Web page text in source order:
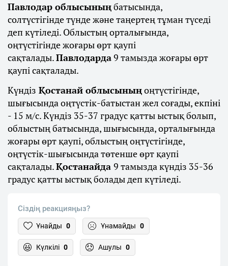
Павлодар облысыныңбатысында,
солтүстігінде түнде және таңертең тұман түседі
деп күтіледі. Облыстың орталығында,
оңтүстігінде жоғары өрт қаупі
сақталады.Павлодарда9 тамызда жоғары өрт
қаупі сақталады.
Күндіз Қостанай облысыныңоңтүстігінде,
шығысында оңтүстік-батыстан жел соғады, екпіні
- 15 м/с. Күндіз 35-37 градус қатты ыстық болып,
облыстың батысында, шығысында, орталығында
жоғары өрт қаупі, облыстың оңтүстігінде,
оңтүстік-шығысында төтенше өрт қаупі
сақталады.Қостанайда 9 тамызда күндіз 35-36
градус қатты ыстық болады деп күтіледі.
Сіздің реакцияңыз?
Ұнайды 0 Ұнамайды 0
Күлкілі 0 Ашулы 0